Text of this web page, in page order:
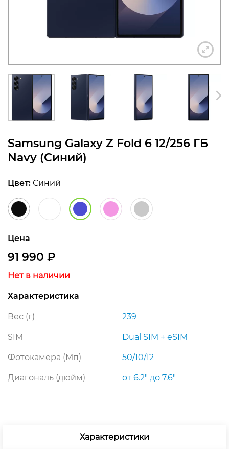
Samsung Galaxy Z Fold 6 12/256 ГБ
Navy (Синий)
Цвет: Синий
Цена
91 990 ₽
Нет в наличии
Характеристика
Вес (г) 239
SIM Dual SIM + eSIM
Фотокамера (Мп) 50/10/12
Диагональ (дюйм) от 6.2″ до 7.6″
Характеристики
конфиденциальности
+7 812 318-40-14
(c 10:00 до 21:00, без
выходных)